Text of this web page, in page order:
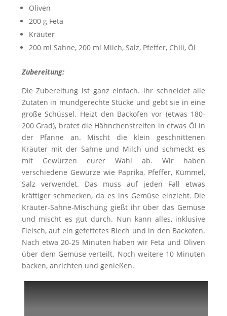
Oliven
200 g Feta
Kräuter
200 ml Sahne, 200 ml Milch, Salz, Pfeffer, Chili, Öl
Zubereitung:
Die Zubereitung ist ganz einfach. ihr schneidet alle
Zutaten in mundgerechte Stücke und gebt sie in eine
große Schüssel. Heizt den Backofen vor (etwas 180-
200 Grad), bratet die Hähnchenstreifen in etwas Öl in
der Pfanne an. Mischt die klein geschnittenen
Kräuter mit der Sahne und Milch und schmeckt es
mit Gewürzen eurer Wahl ab. Wir haben
verschiedene Gewürze wie Paprika, Pfeffer, Kümmel,
Salz verwendet. Das muss auf jeden Fall etwas
kräftiger schmecken, da es ins Gemüse einzieht. Die
Kräuter-Sahne-Mischung gießt ihr über das Gemüse
und mischt es gut durch. Nun kann alles, inklusive
Fleisch, auf ein gefettetes Blech und in den Backofen.
Nach etwa 20-25 Minuten haben wir Feta und Oliven
über dem Gemüse verteilt. Noch weitere 10 Minuten
backen, anrichten und genießen.